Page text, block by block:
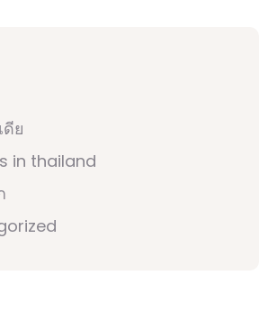
ดีย
in thailand